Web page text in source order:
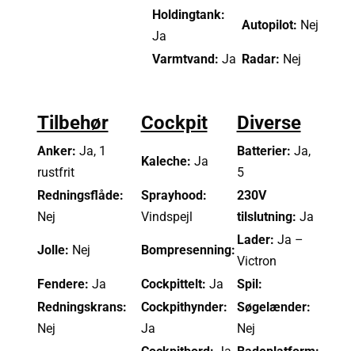
Holdingtank:
Ja
Autopilot: Nej
Varmtvand: Ja Radar: Nej
Tilbehør Cockpit Diverse
Anker: Ja, 1
rustfrit
Kaleche: Ja
Batterier: Ja,
5
Redningsflåde:
Nej
Sprayhood:
Vindspejl
230V
tilslutning: Ja
Jolle: Nej Bompresenning:
Lader: Ja –
Victron
Fendere: Ja Cockpittelt: Ja
Spil:
Redningskrans:
Nej
Cockpithynder:
Ja
Søgelænder:
Nej